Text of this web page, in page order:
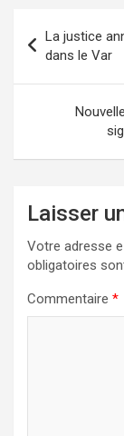
de
l’article
La justice
dans le Var
Laisser
Votre adresse
obligatoires
Commentaire *